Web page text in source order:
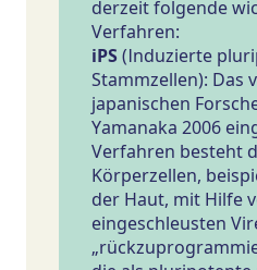
derzeit folgende
Verfahren:
iPS(Induzierte
Stammzellen): Das
japanischen
Yamanaka 2006
Verfahren besteht
Körperzellen,
der Haut, mit Hilfe
eingeschleusten